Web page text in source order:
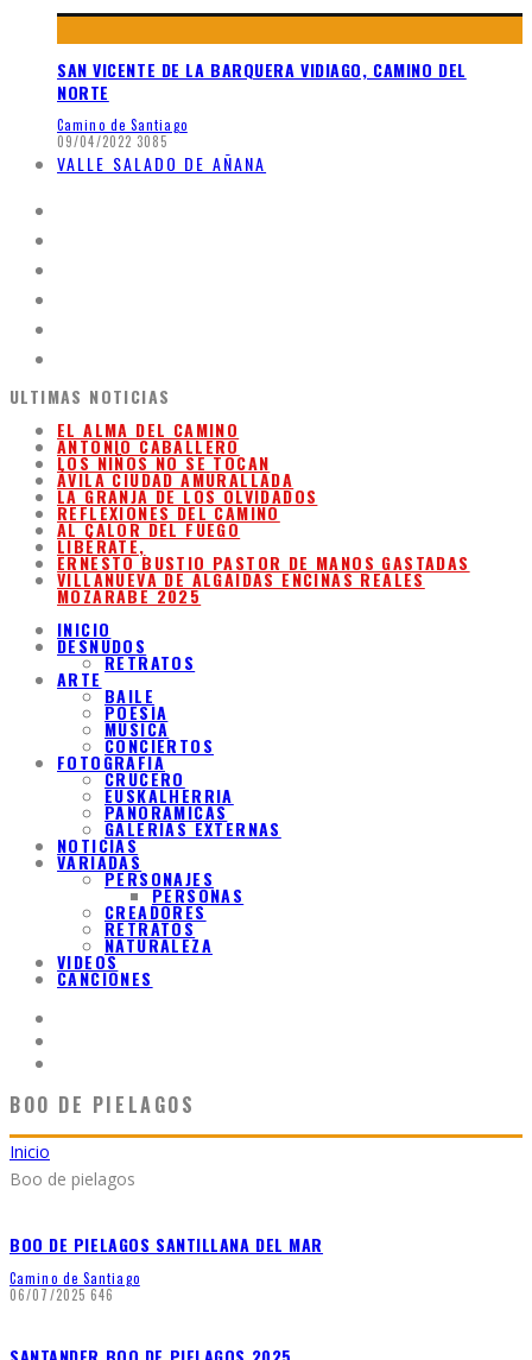
SAN VICENTE DE LA BARQUERA VIDIAGO, CAMINO DEL
NORTE
Camino de Santiago
09/04/2022 3085
VALLE SALADO DE AÑANA
ULTIMAS NOTICIAS
EL ALMA DEL CAMINO
ANTONIO CABALLERO
LOS NIÑOS NO SE TOCAN
ÁVILA CIUDAD AMURALLADA
LA GRANJA DE LOS OLVIDADOS
REFLEXIONES DEL CAMINO
AL CALOR DEL FUEGO
LIBÉRATE,
ERNESTO BUSTIO PASTOR DE MANOS GASTADAS
VILLANUEVA DE ALGAIDAS ENCINAS REALES
MOZARABE 2025
INICIO
DESNUDOS
RETRATOS
ARTE
BAILE
POESIA
MUSICA
CONCIERTOS
FOTOGRAFIA
CRUCERO
EUSKALHERRIA
PANORAMICAS
GALERIAS EXTERNAS
NOTICIAS
VARIADAS
PERSONAJES
PERSONAS
CREADORES
RETRATOS
NATURALEZA
VIDEOS
CANCIONES
BOO DE PIELAGOS
Inicio
Boo de pielagos
BOO DE PIELAGOS SANTILLANA DEL MAR
Camino de Santiago
06/07/2025 646